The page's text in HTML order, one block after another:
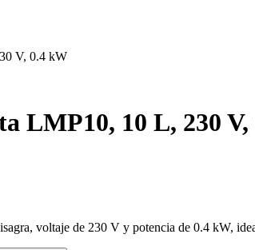
V, 0.4 kW
LMP10, 10 L, 230 V,
voltaje de 230 V y potencia de 0.4 kW,